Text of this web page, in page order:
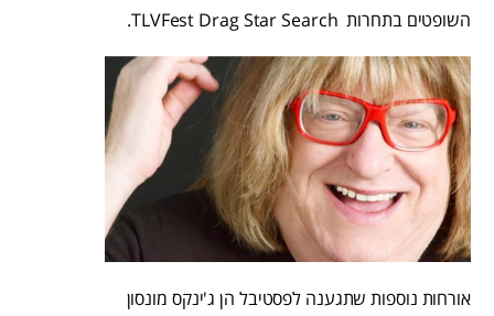
השופטים בתחרות TLVFest Drag Star Search.
אורחות נוספות שתגענה לפסטיבל הן ג'ינקס מונסון